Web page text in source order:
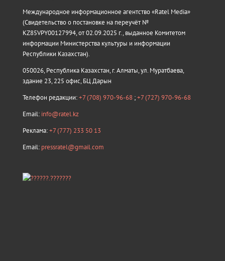
Международное информационное агентство «Ratel Media»
(Свидетельство о постановке на переучёт №
KZ85VPY00127994, от 02.09.2025 г., выданное Комитетом
информации Министерства культуры и информации
Республики Казахстан).
050026, Республика Казахстан, г. Алматы, ул. Муратбаева,
здание 23, 225 офис, БЦ Дарын
Телефон редакции:+7 (708) 970-96-68 ;+7 (727) 970-96-68
Email: info@ratel.kz
Реклама:+7 (777) 233 50 13
Email: pressratel@gmail.com